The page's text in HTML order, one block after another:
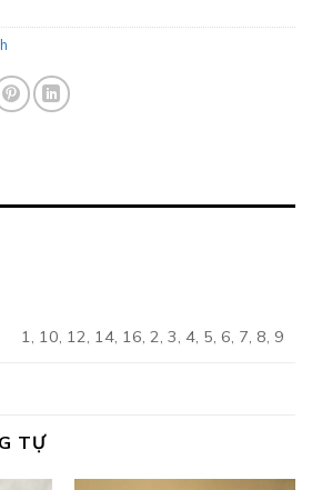
1, 10, 12, 14, 16, 2, 3, 4, 5, 6, 7, 8, 9
TỰ